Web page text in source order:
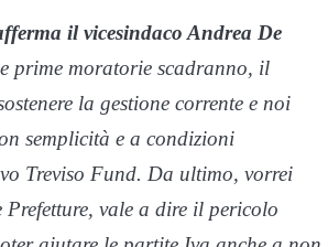
il vicesindaco Andrea De
prime moratorie scadranno, il
la gestione corrente e noi
semplicità e a condizioni
Treviso Fund. Da ultimo, vorrei
vale a dire il pericolo